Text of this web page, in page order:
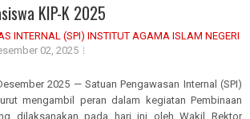
KIP-K 2025
INTERNAL (SPI) INSTITUT AGAMA ISLAM NEGERI
02, 2025
2025 — Satuan Pengawasan Internal (SPI)
mengambil peran dalam kegiatan Pembinaan
dilaksanakan pada hari ini oleh Wakil Rektor